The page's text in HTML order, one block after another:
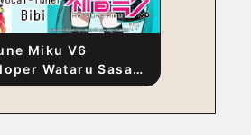
Miku V6
Wataru Sasaki
Vocal-